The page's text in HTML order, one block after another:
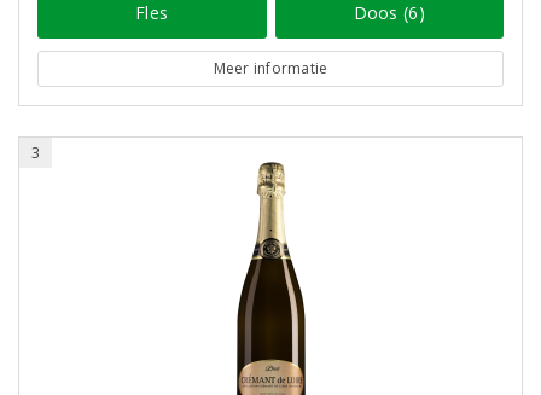
Fles Doos (6)
Meer informatie
3